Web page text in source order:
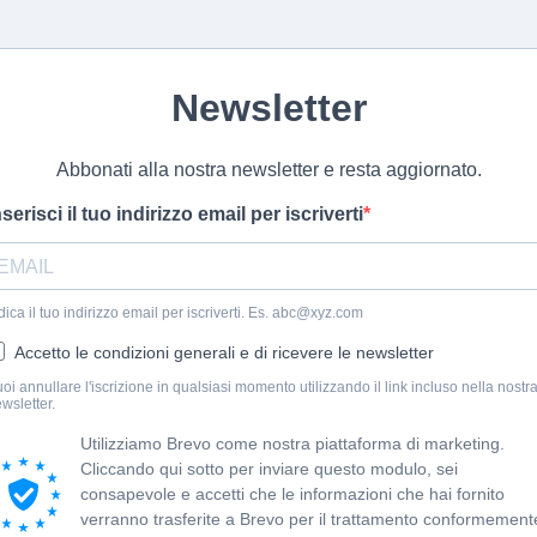
Newsletter
Abbonati alla nostra newsletter e resta aggiornato.
il tuo indirizzo email per iscriverti
il tuo indirizzo email per iscriverti. Es. abc@xyz.com
Accetto le condizioni generali e di ricevere le newsletter
annullare l'iscrizione in qualsiasi momento utilizzando il link incluso nella nostra
Utilizziamo Brevo come nostra piattaforma di marketing.
Cliccando qui sotto per inviare questo modulo, sei
consapevole e accetti che le informazioni che hai fornito
verranno trasferite a Brevo per il trattamento